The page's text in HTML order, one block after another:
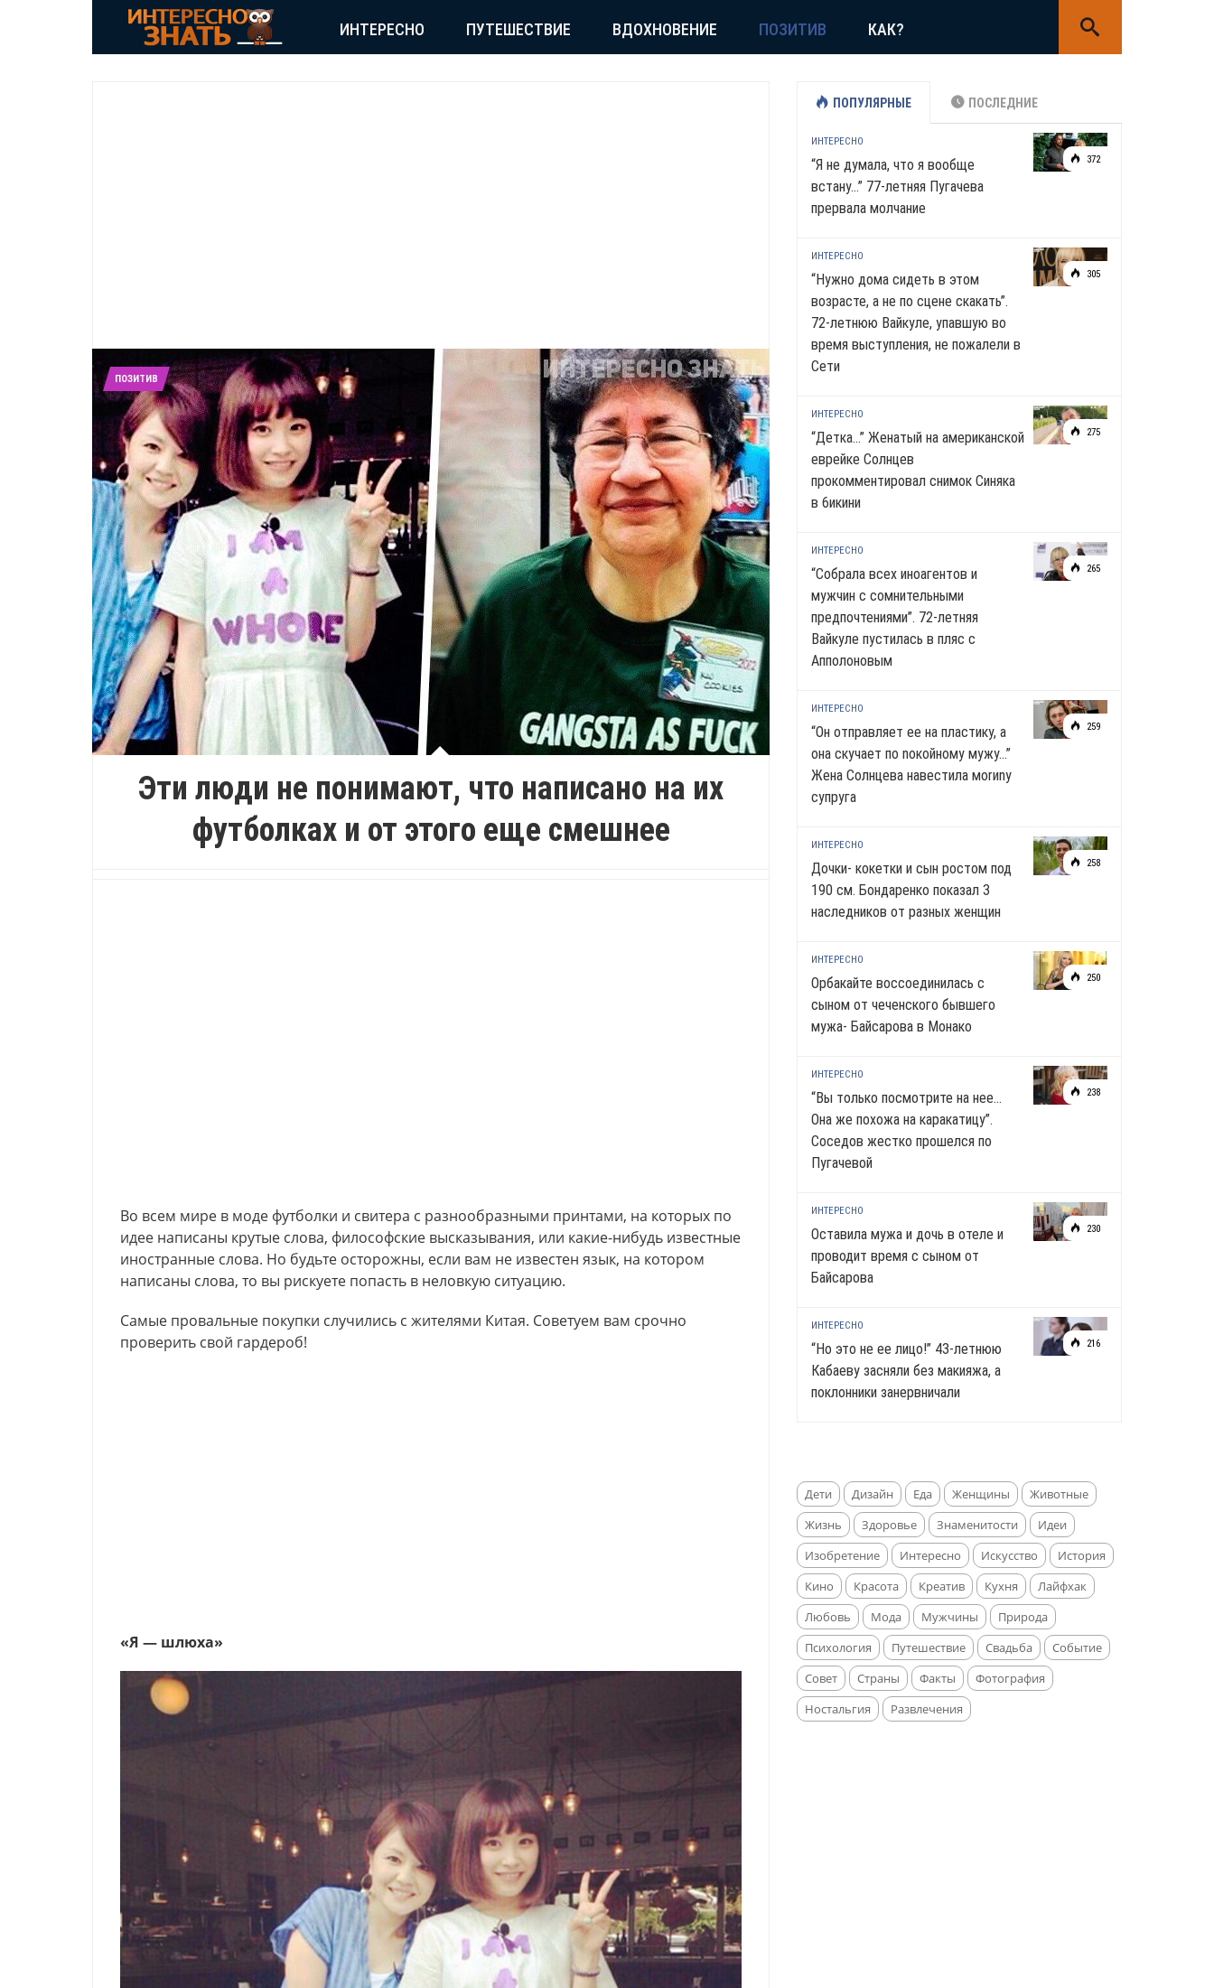
ИНТЕРЕСНО ПУТЕШЕСТВИЕ ВДОХНОВЕНИЕ ПОЗИТИВ КАК?
ПОЗИТИВ
Эти люди не понимают, что написано на их
футболках и от этого еще смешнее
Во всем мире в моде футболки и свитера с разнообразными принтами, на которых по
идее написаны крутые слова, философские высказывания, или какие-нибудь известные
иностранные слова. Но будьте осторожны, если вам не известен язык, на котором
написаны слова, то вы рискуете попасть в неловкую ситуацию.
Самые провальные покупки случились с жителями Китая. Советуем вам срочно
проверить свой гардероб!
«Я — шлюха»
ПОПУЛЯРНЫЕ ПОСЛЕДНИЕ
372
ИНТЕРЕСНО
“Я не думала, что я вообще
встану…” 77-летняя Пугачева
прервала молчание
305
ИНТЕРЕСНО
“Нужно дома сидеть в этом
возрасте, а не по сцене скакать”.
72-летнюю Вайкуле, упавшую во
время выступления, не пожалели в
Сети
275
ИНТЕРЕСНО
“Детка…” Женатый на американской
еврейке Солнцев
прокомментировал снимок Синяка
в 6икини
265
ИНТЕРЕСНО
“Собрала всех иноагентов и
мужчин с сомнительными
предпочтениями”. 72-летняя
Вайкуле пустилась в пляс с
Апполоновым
259
ИНТЕРЕСНО
“Он отправляет ее на пластику, а
она скучает по noкoйномy мужу…”
Жена Солнцева навестила моrиnу
супруга
258
ИНТЕРЕСНО
Дочки- кокетки и сын ростом под
190 см. Бондаренко показал 3
наследников от разных женщин
250
ИНТЕРЕСНО
Орбакайте воссоединилась с
сыном от чеченского бывшего
мужа- Байсарова в Монако
238
ИНТЕРЕСНО
“Вы только посмотрите на нее…
Она же похожа на каракатицу”.
Соседов жестко прошелся по
Пугачевой
230
ИНТЕРЕСНО
Оставила мужа и дочь в отеле и
проводит время с сыном от
Байсарова
216
ИНТЕРЕСНО
“Но это не ее лицо!” 43-летнюю
Кабаеву засняли без макияжа, а
поклонники занервничали
Дети Дизайн Еда Женщины
Животные
Жизнь
Здоровье Знаменитости
Идеи
Изобретение
Интересно Искусство
История
Кино
Красота Креатив Кухня
Лайфхак
Любовь
Мода Мужчины
Природа
Психология
Путешествие Свадьба
Событие
Совет
Страны Факты
Фотография
Ностальгия
Развлечения